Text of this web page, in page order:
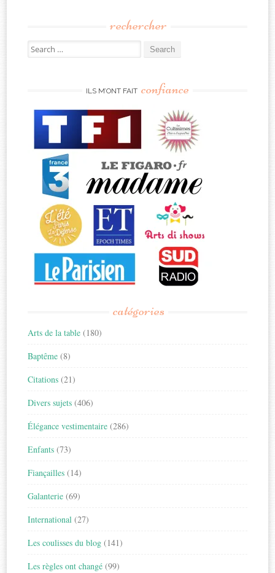
rechercher
Search
for:
ILS M’ONT FAIT confiance
catégories
Arts de la table (180)
Baptême (8)
Citations (21)
Divers sujets (406)
Élégance vestimentaire (286)
Enfants (73)
Fiançailles (14)
Galanterie (69)
International (27)
Les coulisses du blog (141)
Les règles ont changé (99)